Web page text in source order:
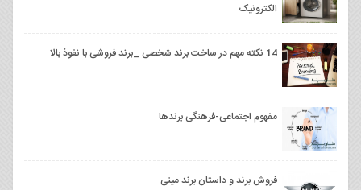
الکترونیک
14 نکته مهم در ساخت برند شخصی _برند فروشی با نفوذ بالا
مفهوم اجتماعی-فرهنگی برندها
فروش برند و داستان برند مینی